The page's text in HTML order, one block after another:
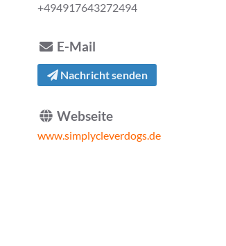
+494917643272494
E-Mail
Nachricht senden
Webseite
www.simplycleverdogs.de